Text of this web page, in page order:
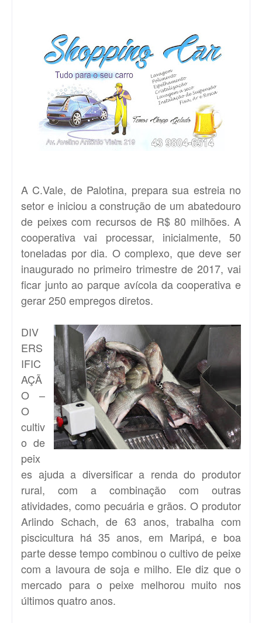
A C.Vale, de Palotina, prepara sua estreia no
setor e iniciou a construção de um abatedouro
de peixes com recursos de R$ 80 milhões. A
cooperativa vai processar, inicialmente, 50
toneladas por dia. O complexo, que deve ser
inaugurado no primeiro trimestre de 2017, vai
ficar junto ao parque avícola da cooperativa e
gerar 250 empregos diretos.
DIV
ERS
IFIC
AÇÃ
O –
O
cultiv
o de
peix
es ajuda a diversificar a renda do produtor
rural, com a combinação com outras
atividades, como pecuária e grãos. O produtor
Arlindo Schach, de 63 anos, trabalha com
piscicultura há 35 anos, em Maripá, e boa
parte desse tempo combinou o cultivo de peixe
com a lavoura de soja e milho. Ele diz que o
mercado para o peixe melhorou muito nos
últimos quatro anos.